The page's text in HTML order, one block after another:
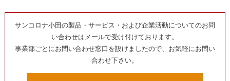
サンコロナ小田の製品・サービス・および企業活動についてのお問
い合わせはメールで受け付けております。
事業部ごとにお問い合わせ窓口を設けましたので、お気軽にお問い
合わせ下さい。